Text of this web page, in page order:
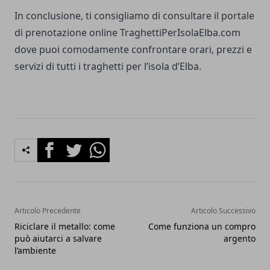
In conclusione, ti consigliamo di consultare il portale
di prenotazione onlineTraghettiPerIsolaElba.com
dove puoi comodamente confrontare orari, prezzi e
servizi di tutti i traghetti per l’isola d’Elba.
FacebookTwitterWhatsapp
Articolo Precedente
Riciclare il metallo: come
può aiutarci a salvare
l’ambiente
Articolo Successivo
Come funziona un compro
argento